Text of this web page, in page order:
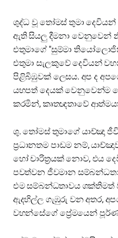
ශුද්ධ වූ තෝමස් තුමා
ඇති සියලු දීමනා වෙනුවෙන්
එතුමාගේ "සුම්මා
එතුමා සැලකුවේ දෙවියන්
පිළිබිඹුවක් ලෙසය. අප ද
යහපත් දෙයක් වෙනුවෙන්ම
කරමින්, කෘතඥතාවේ
ශු. තෝමස් තුමාගේ යාච්ඤා
ප්‍රධානතම පාඩම නම්,
හෝ චාරිත්‍රයක් නොව, එය
පවත්වන ජීවමාන
එම සම්බන්ධතාවය ශක්තිමත්
ඇදහිල්ල ගැඹුරු වන අතර,
වහන්සේගේ ප්‍රේමයෙන්